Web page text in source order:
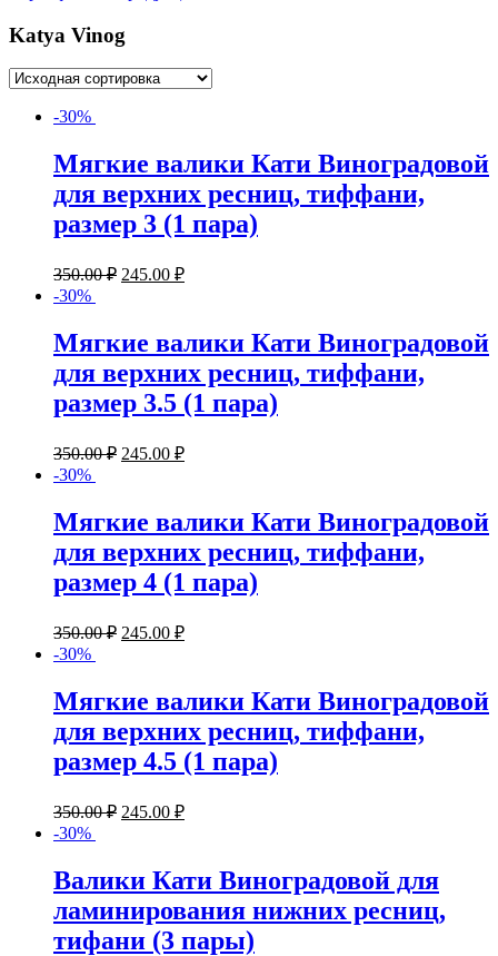
Katya Vinog
-30%
Мягкие валики Кати Виноградовой
для верхних ресниц, тиффани,
размер 3 (1 пара)
350.00₽ 245.00 ₽
-30%
Мягкие валики Кати Виноградовой
для верхних ресниц, тиффани,
размер 3.5 (1 пара)
350.00₽ 245.00 ₽
-30%
Мягкие валики Кати Виноградовой
для верхних ресниц, тиффани,
размер 4 (1 пара)
350.00₽ 245.00 ₽
-30%
Мягкие валики Кати Виноградовой
для верхних ресниц, тиффани,
размер 4.5 (1 пара)
350.00₽ 245.00 ₽
-30%
Валики Кати Виноградовой для
ламинирования нижних ресниц,
тифани (3 пары)